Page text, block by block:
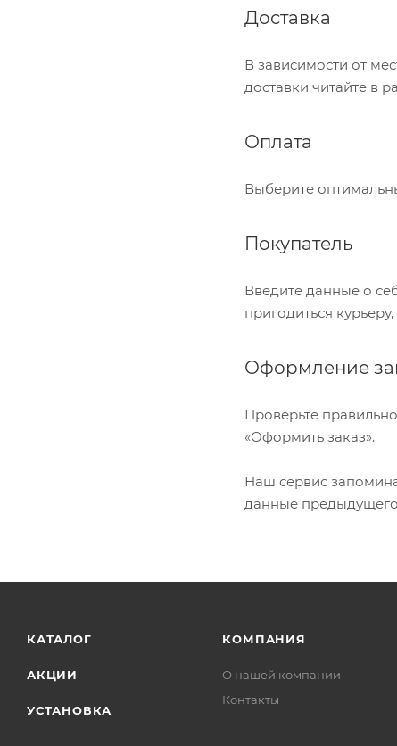
Доставка
В зависимости от
доставки читайте в
Оплата
Выберите
Покупатель
Введите данные о
пригодиться
Оформление
Проверьте
«Оформить заказ».
Наш сервис
данные предыдущего
КАТАЛОГ
АКЦИИ
УСТАНОВКА
КОМПАНИЯ
О нашей компании
Контакты